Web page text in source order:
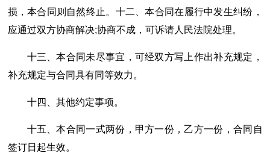
损，本合同则自然终止。十二、本合同在履行中发生纠纷，
应通过双方协商解决;协商不成，可诉请人民法院处理。
十三、本合同未尽事宜，可经双方写上作出补充规定，
补充规定与合同具有同等效力。
十四、其他约定事项。
十五、本合同一式两份，甲方一份，乙方一份，合同自
签订日起生效。